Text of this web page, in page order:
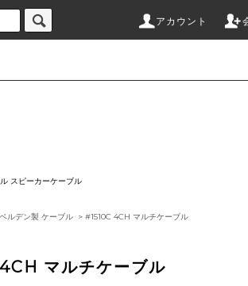
アカウント
スピーカーケーブル
ルデン製 ケーブル > #1510C 4CH マルチケーブル
マルチケーブル